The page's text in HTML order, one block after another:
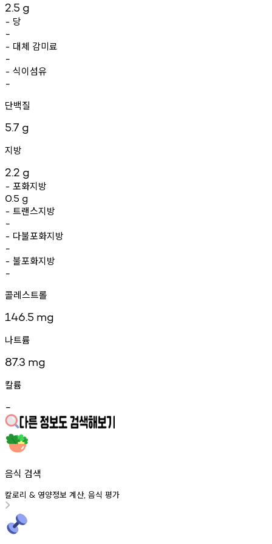
2.5 g
- 당
-
- 대체 감미료
-
- 식이섬유
-
단백질
5.7 g
지방
2.2 g
- 포화지방
0.5 g
- 트랜스지방
-
- 다불포화지방
-
- 불포화지방
-
콜레스트롤
146.5 mg
나트륨
87.3 mg
칼륨
-
음식 검색
칼로리 & 영양정보 계산, 음식 평가